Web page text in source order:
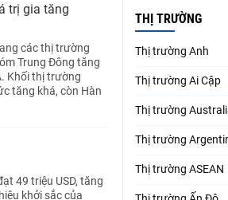
trị gia tăng
các thị trường
Trung Đông tăng
Khối thị trường
tăng khá, còn Hàn
49 triệu USD, tăng
khởi sắc của
THỊ TRƯỜNG
Thị trường Anh
Thị trường Ai Cập
Thị trường
Thị trường
Thị trường ASEAN